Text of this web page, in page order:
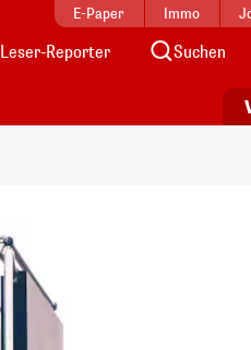
E-Paper Immo
Leser-Reporter Suchen